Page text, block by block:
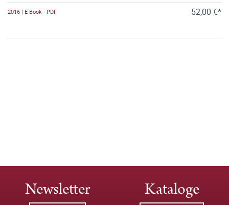
2016 | E-Book - PDF 52,00 €*
Newsletter Kataloge